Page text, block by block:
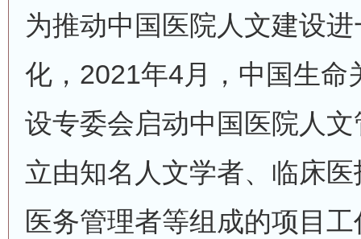
为推动中国医院人文建设
化，2021年4月，中国生命
设专委会启动中国医院人
立由知名人文学者、临床
医务管理者等组成的项目